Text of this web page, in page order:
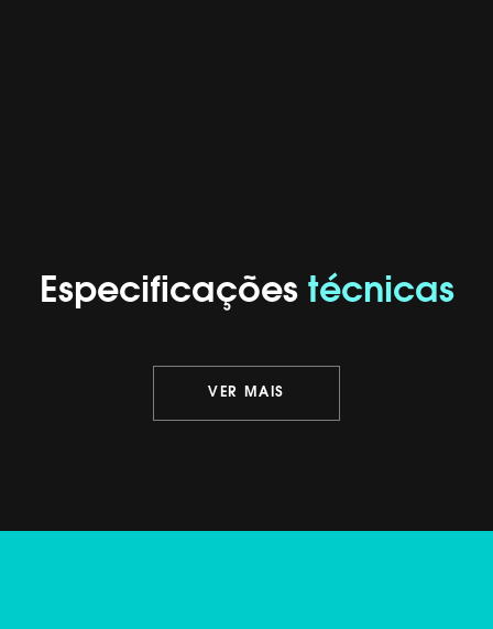
Especificações técnicas
VER MAIS